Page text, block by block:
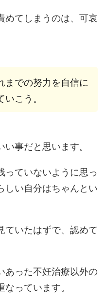
めてしまうのは、可哀
までの努力を自信に
こう。
事だと思います。
っていないように思っ
しい自分はちゃんとい
ていたはずで、認めて
あった不妊治療以外の
っています。